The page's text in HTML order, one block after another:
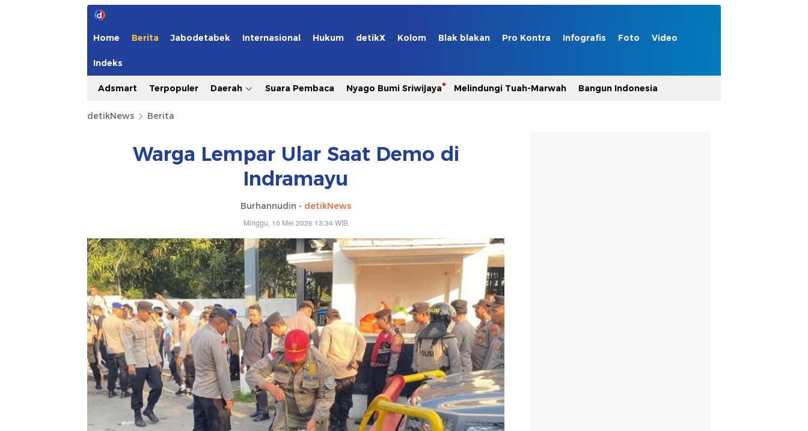
Home Berita Jabodetabek Internasional Hukum detikX Kolom Blak blakan Pro Kontra Infografis Foto Video
Indeks
Adsmart Terpopuler Daerah Suara Pembaca Nyago Bumi Sriwijaya Melindungi Tuah-Marwah Bangun Indonesia
detikNews Berita
Warga Lempar Ular Saat Demo di
Indramayu
Burhannudin - detikNews
Minggu, 10 Mei 2026 13:34 WIB